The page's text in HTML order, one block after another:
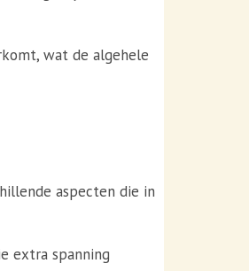
wat de algehele
aspecten die in
extra spanning